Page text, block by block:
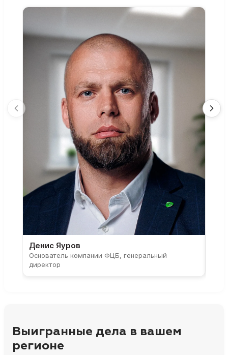
Денис Яуров
Основатель компании ФЦБ, генеральный
директор
Выигранные дела в вашем
регионе